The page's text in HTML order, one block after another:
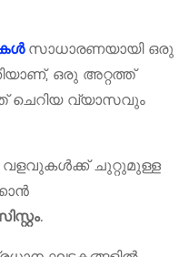
സാധാരണയായി ഒരു
ഒരു അറ്റത്ത്
ചെറിയ വ്യാസവും
ചുറ്റുമുള്ള
.